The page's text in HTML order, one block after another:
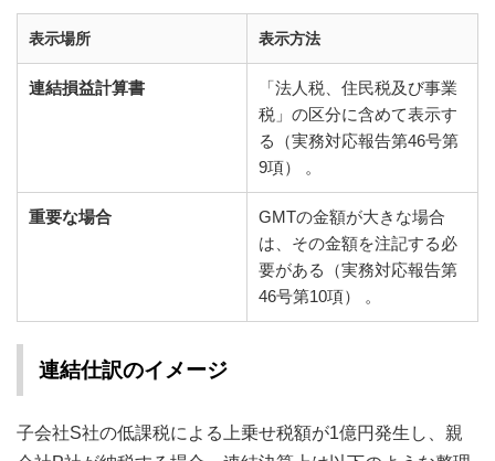
表示場所 表示方法
連結損益計算書
「法人税、住民税及び事業
税」の区分に含めて表示す
る（実務対応報告第46号第
9項） 。
重要な場合
GMTの金額が大きな場合
は、その金額を注記する必
要がある（実務対応報告第
46号第10項） 。
連結仕訳のイメージ
子会社S社の低課税による上乗せ税額が1億円発生し、親